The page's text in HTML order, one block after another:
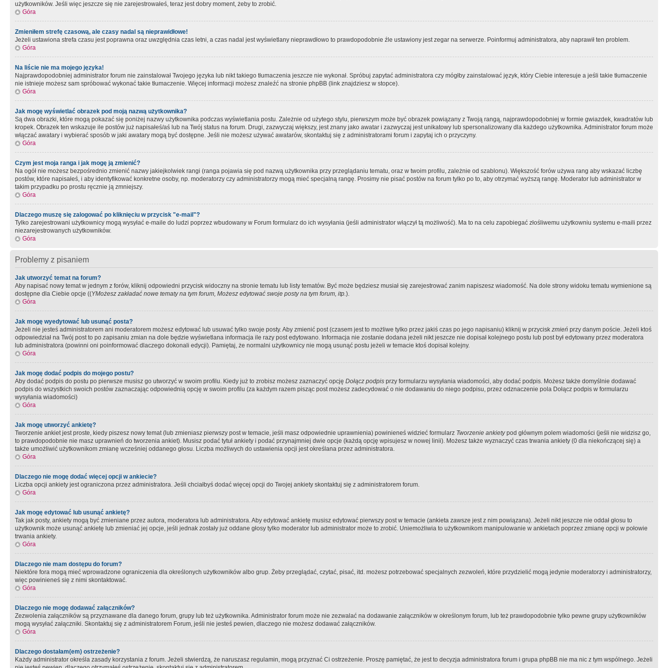
użytkowników. Jeśli więc jeszcze się nie zarejestrowałeś, teraz jest dobry moment, żeby to zrobić.
Góra
Zmieniłem strefę czasową, ale czasy nadal są nieprawidłowe!
Jeżeli ustawiona strefa czasu jest poprawna oraz uwzględnia czas letni, a czas nadal jest wyświetlany nieprawdłowo to prawdopodobnie źle ustawiony jest zegar na serwerze. Poinformuj administratora, aby naprawił ten problem.
Góra
Na liście nie ma mojego języka!
Najprawdopodobniej administrator forum nie zainstalował Twojego języka lub nikt takiego tłumaczenia jeszcze nie wykonał. Spróbuj zapytać administratora czy mógłby zainstalować język, który Ciebie interesuje a jeśli takie tłumaczenie
nie istnieje możesz sam spróbować wykonać takie tłumaczenie. Więcej informacji możesz znaleźć na stronie phpBB (link znajdziesz w stopce).
Góra
Jak mogę wyświetlać obrazek pod moją nazwą użytkownika?
Są dwa obrazki, które mogą pokazać się poniżej nazwy użytkownika podczas wyświetlania postu. Zależnie od użytego stylu, pierwszym może być obrazek powiązany z Twoją rangą, najprawdopodobniej w formie gwiazdek, kwadratów lub
kropek. Obrazek ten wskazuje ile postów już napisałeś/aś lub na Twój status na forum. Drugi, zazwyczaj większy, jest znany jako awatar i zazwyczaj jest unikatowy lub spersonalizowany dla każdego użytkownika. Administrator forum może
włączać awatary i wybierać sposób w jaki awatary mogą być dostępne. Jeśli nie możesz używać awatarów, skontaktuj się z administratorami forum i zapytaj ich o przyczyny.
Góra
Czym jest moja ranga i jak mogę ją zmienić?
Na ogół nie możesz bezpośrednio zmienić nazwy jakiejkolwiek rangi (ranga pojawia się pod nazwą użytkownika przy przeglądaniu tematu, oraz w twoim profilu, zależnie od szablonu). Większość forów używa rang aby wskazać liczbę
postów, które napisałeś, i aby identyfikować konkretne osoby, np. moderatorzy czy administratorzy mogą mieć specjalną rangę. Prosimy nie pisać postów na forum tylko po to, aby otrzymać wyższą rangę. Moderator lub administrator w
takim przypadku po prostu ręcznie ją zmniejszy.
Góra
Dlaczego muszę się zalogować po kliknięciu w przycisk "e-mail"?
Tylko zarejestrowani użytkownicy mogą wysyłać e-maile do ludzi poprzez wbudowany w Forum formularz do ich wysyłania (jeśli administrator włączył tą możliwość). Ma to na celu zapobiegać złośliwemu użytkowniu systemu e-maili przez
niezarejestrowanych użytkowników.
Góra
Problemy z pisaniem
Jak utworzyć temat na forum?
Aby napisać nowy temat w jednym z forów, kliknij odpowiedni przycisk widoczny na stronie tematu lub listy tematów. Być może będziesz musiał się zarejestrować zanim napiszesz wiadomość. Na dole strony widoku tematu wymienione są
dostępne dla Ciebie opcje ((YMożesz zakładać nowe tematy na tym forum, Możesz edytować swoje posty na tym forum, itp.).
Góra
Jak mogę wyedytować lub usunąć posta?
Jeżeli nie jesteś administratorem ani moderatorem możesz edytować lub usuwać tylko swoje posty. Aby zmienić post (czasem jest to możliwe tylko przez jakiś czas po jego napisaniu) kliknij w przycisk zmień przy danym poście. Jeżeli ktoś
odpowiedział na Twój post to po zapisaniu zmian na dole będzie wyświetlana informacja ile razy post edytowano. Informacja nie zostanie dodana jeżeli nikt jeszcze nie dopisał kolejnego postu lub post był edytowany przez moderatora
lub administratora (powinni oni poinformować dlaczego dokonali edycji). Pamiętaj, że normalni użytkownicy nie mogą usunąć postu jeżeli w temacie ktoś dopisał kolejny.
Góra
Jak mogę dodać podpis do mojego postu?
Aby dodać podpis do postu po pierwsze musisz go utworzyć w swoim profilu. Kiedy już to zrobisz możesz zaznaczyć opcję Dołącz podpis przy formularzu wysyłania wiadomości, aby dodać podpis. Możesz także domyślnie dodawać
podpis do wszystkich swoich postów zaznaczając odpowiednią opcję w swoim profilu (za każdym razem pisząc post możesz zadecydować o nie dodawaniu do niego podpisu, przez odznaczenie pola Dołącz podpis w formularzu
wysyłania wiadomości)
Góra
Jak mogę utworzyć ankietę?
Tworzenie ankiet jest proste, kiedy piszesz nowy temat (lub zmieniasz pierwszy post w temacie, jeśli masz odpowiednie uprawnienia) powinieneś widzieć formularz Tworzenie ankietypod głównym polem wiadomości (jeśli nie widzisz go,
to prawdopodobnie nie masz uprawnień do tworzenia ankiet). Musisz podać tytuł ankiety i podać przynajmniej dwie opcje (każdą opcję wpisujesz w nowej linii). Możesz także wyznaczyć czas trwania ankiety (0 dla niekończącej się) a
także umożliwić użytkownikom zmianę wcześniej oddanego głosu. Liczba możliwych do ustawienia opcji jest określana przez administratora.
Góra
Dlaczego nie mogę dodać więcej opcji w ankiecie?
Liczba opcji ankiety jest ograniczona przez administratora. Jeśli chciałbyś dodać więcej opcji do Twojej ankiety skontaktuj się z administratorem forum.
Góra
Jak mogę edytować lub usunąć ankietę?
Tak jak posty, ankiety mogą być zmieniane przez autora, moderatora lub administratora. Aby edytować ankietę musisz edytować pierwszy post w temacie (ankieta zawsze jest z nim powiązana). Jeżeli nikt jeszcze nie oddał głosu to
użytkownik może usunąć ankietę lub zmieniać jej opcje, jeśli jednak zostały już oddane głosy tylko moderator lub administrator może to zrobić. Uniemożliwia to użytkownikom manipulowanie w ankietach poprzez zmianę opcji w połowie
trwania ankiety.
Góra
Dlaczego nie mam dostępu do forum?
Niektóre fora mogą mieć wprowadzone ograniczenia dla określonych użytkowników albo grup. Żeby przeglądać, czytać, pisać, itd. możesz potrzebować specjalnych zezwoleń, które przydzielić mogą jedynie moderatorzy i administratorzy,
więc powinieneś się z nimi skontaktować.
Góra
Dlaczego nie mogę dodawać załączników?
Zezwolenia załączników są przyznawane dla danego forum, grupy lub też użytkownika. Administrator forum może nie zezwalać na dodawanie załączników w określonym forum, lub też prawdopodobnie tylko pewne grupy użytkowników
mogą wysyłać załączniki. Skontaktuj się z administratorem Forum, jeśli nie jesteś pewien, dlaczego nie możesz dodawać załączników.
Góra
Dlaczego dostałam(em) ostrzeżenie?
Każdy administrator określa zasady korzystania z forum. Jeżeli stwierdzą, że naruszasz regulamin, mogą przyznać Ci ostrzeżenie. Proszę pamiętać, że jest to decyzja administratora forum i grupa phpBB nie ma nic z tym wspólnego. Jeżeli